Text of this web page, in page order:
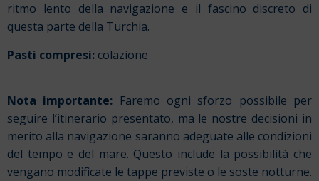
ritmo lento della navigazione e il fascino discreto di
questa parte della Turchia.
Pasti compresi: colazione
Nota importante: Faremo ogni sforzo possibile per
seguire l’itinerario presentato, ma le nostre decisioni in
merito alla navigazione saranno adeguate alle condizioni
del tempo e del mare. Questo include la possibilità che
vengano modificate le tappe previste o le soste notturne.